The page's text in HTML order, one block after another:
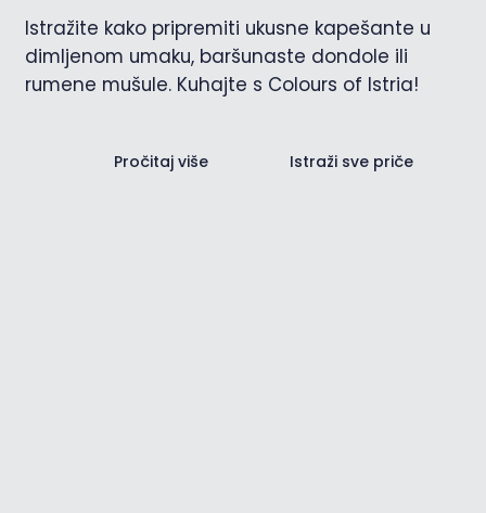
Istražite kako pripremiti ukusne kapešante u
dimljenom umaku, baršunaste dondole ili
rumene mušule. Kuhajte s Colours of Istria!
Pročitaj više Istraži sve priče